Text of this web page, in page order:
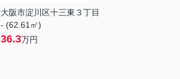
大阪市淀川区十三東３丁目
- (62.61㎡)
36.3万円